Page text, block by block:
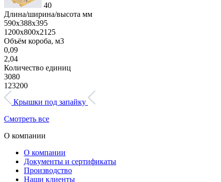
40
Длина/ширина/высота мм
590х388х395
1200х800х2125
Объём короба, м3
0,09
2,04
Количество единиц
3080
123200
Крышки под запайку
Смотреть все
О компании
О компании
Документы и сертификаты
Производство
Наши клиенты